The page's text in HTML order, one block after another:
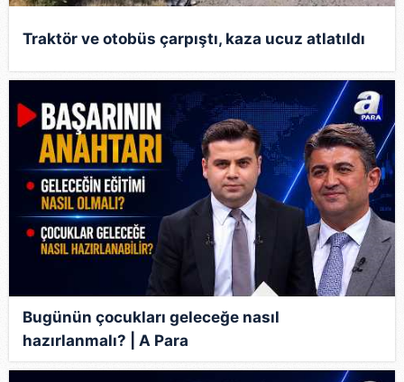
Traktör ve otobüs çarpıştı, kaza ucuz atlatıldı
Bugünün çocukları geleceğe nasıl
hazırlanmalı? | A Para